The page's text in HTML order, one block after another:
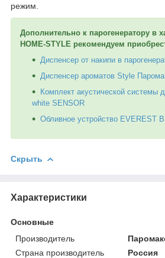
режим.
Дополнительно к парогенератору в
HOME-STYLE рекомендуем
Диспенсер от накипи в
Диспенсер ароматов Style
Комплект акустической системы
white SENSOR
Обливное устройство EVEREST
Скрыть
Характеристики
Основные
Производитель
Страна производитель
Россия